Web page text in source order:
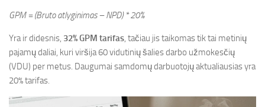
GPM = (Bruto atlyginimas – NPD) * 20%
Yra ir didesnis, 32% GPM tarifas, tačiau jis taikomas tik tai metinių
pajamų daliai, kuri viršija 60 vidutinių šalies darbo užmokesčių
(VDU) per metus. Daugumai samdomų darbuotojų aktualiausias yra
20% tarifas.